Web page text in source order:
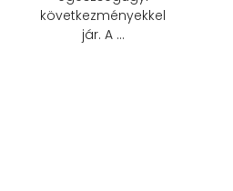
következményekkel
jár. A …